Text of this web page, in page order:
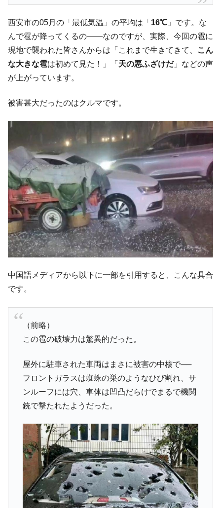
のは政界の責任だ」
『Money1』
韓国「2026年1Q 資金循環統計」面白い結果
に。
『Money1』
韓国化学企業最大手『ロッテケミカル』純
借入金が約8兆。信用格付け「ネガティブ」にダウン
レイカーも発動！ 半導体2銘柄の暴落
日本の誇る海洋資源調査船『白嶺』は先進技術の
塊！
Fact1
夏の甲子園、優勝校を最も多く輩出している都道
府県とは？
Fact1 今話題の「楽天ライオンズ」とは？
Fact1 奇跡の毛色「白毛馬」とは？
Fact1
全て勝つといくら？ 競馬GI競走で勝利騎手がもら
える賞金とは？
Fact1 平成仮面ライダーの意外すぎるモチーフとは？
なスーパーリーグとは？
Fact1
Fact1
甲子園通算本塁打、最多の清原に次いで多く打っ
ている意外な選手とは？
西安市の05月の「最低気温」の平均は「 16℃ 」です。な
んで雹が降ってくるの――なのですが、実際、今回の雹に
現地で襲われた皆さんからは「これまで生きてきて、
こん
な大きな雹は初めて見た！」「 天の悪ふざけだ」などの声
が上がっています。
被害甚大だったのはクルマです。
中国語メディアから以下に一部を引用すると、こんな具合
です。
（前略）
この雹の破壊力は驚異的だった。
屋外に駐車された車両はまさに被害の中核で──
フロントガラスは蜘蛛の巣のようなひび割れ、サ
ンルーフには穴、車体は凹凸だらけでまるで機関
銃で撃たれたようだった。